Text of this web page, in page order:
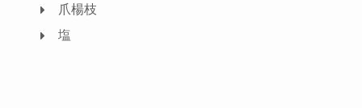
爪楊枝
塩